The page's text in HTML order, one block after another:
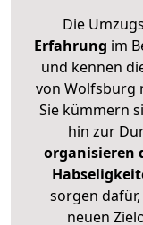
Die
Erfahrung im
und kennen
von Wolfsburg
Sie kümmern
hin zur
organisieren
sorgen
neuen